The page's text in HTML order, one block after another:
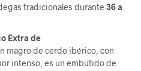
tradicionales durante 36 a
Extra de
magro de cerdo ibérico, con
intenso, es un embutido de